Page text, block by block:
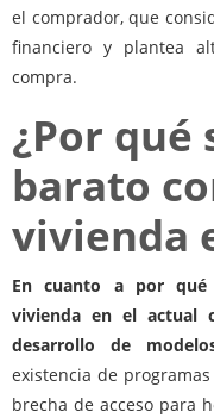
el comprador, que
financiero y plantea
compra.
¿Por qué
barato
vivienda
En cuanto a por qué
vivienda en el actual
desarrollo de
existencia de
brecha de acceso para